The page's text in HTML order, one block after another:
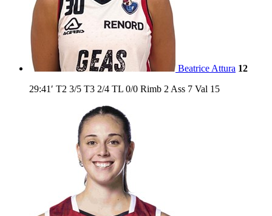
Beatrice Attura 12
29:41′ T2 3/5 T3 2/4 TL 0/0 Rimb 2 Ass 7 Val 15